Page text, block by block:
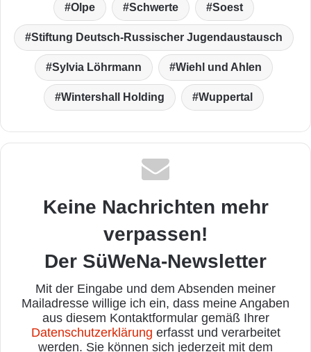
Olpe Schwerte Soest
Stiftung Deutsch-Russischer Jugendaustausch
Sylvia Löhrmann Wiehl und Ahlen
Wintershall Holding Wuppertal
Keine Nachrichten mehr
verpassen!
Der SüWeNa-Newsletter
Mit der Eingabe und dem Absenden meiner
Mailadresse willige ich ein, dass meine Angaben
aus diesem Kontaktformular gemäß Ihrer
Datenschutzerklärung erfasst und verarbeitet
werden. Sie können sich jederzeit mit dem